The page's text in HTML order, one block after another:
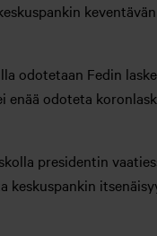
odotetaan Fedin
enää odoteta
presidentin